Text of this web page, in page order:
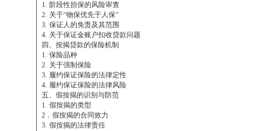
1. 阶段性担保的风险审查
2. 关于“物保优先于人保”
3. 保证人的免责及其范围
4. 关于保证金账户扣收贷款问题
四、按揭贷款的保险机制
1. 保险品种
2. 关于强制保险
3. 履约保证保险的法律定性
4. 履约保证保险的法律风险
五、假按揭的识别与防范
1. 假按揭的类型
2．假按揭的合同效力
3. 假按揭的法律责任